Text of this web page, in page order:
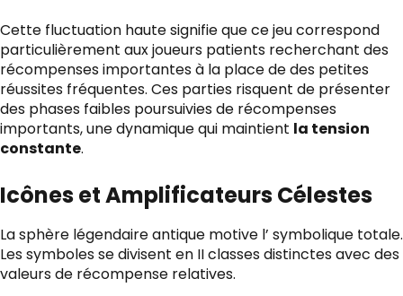
Cette fluctuation haute signifie que ce jeu correspond
particulièrement aux joueurs patients recherchant des
récompenses importantes à la place de des petites
réussites fréquentes. Ces parties risquent de présenter
des phases faibles poursuivies de récompenses
importants, une dynamique qui maintient la tension
constante.
Icônes et Amplificateurs Célestes
La sphère légendaire antique motive l’ symbolique totale.
Les symboles se divisent en II classes distinctes avec des
valeurs de récompense relatives.